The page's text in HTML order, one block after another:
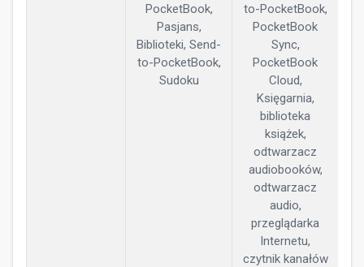
PocketBook,
Pasjans,
Biblioteki, Send-
to-PocketBook,
Sudoku
to-PocketBook,
PocketBook
Sync,
PocketBook
Cloud,
Księgarnia,
biblioteka
książek,
odtwarzacz
audiobooków,
odtwarzacz
audio,
przeglądarka
Internetu,
czytnik kanałów